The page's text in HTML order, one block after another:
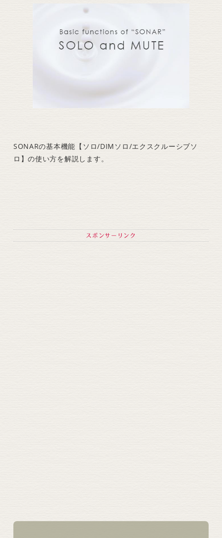
SONARの基本機能【ソロ/DIMソロ/エクスクルーシブソ
ロ】の使い方を解説します。
スポンサーリンク